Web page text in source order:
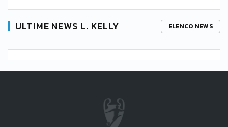
ULTIME NEWS L. KELLY ELENCO NEWS